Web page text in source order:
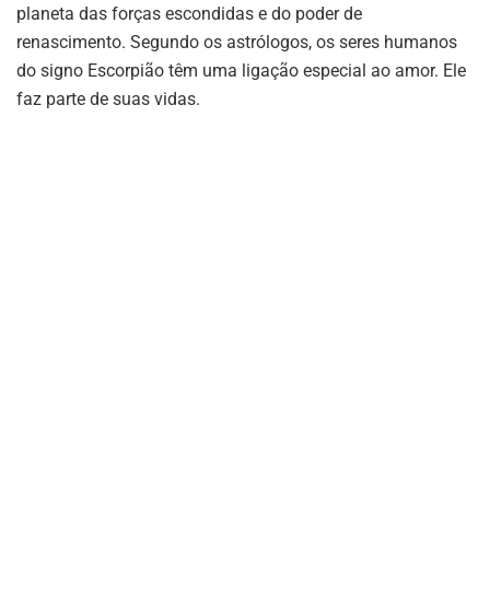
planeta das forças escondidas e do poder de
renascimento. Segundo os astrólogos, os seres humanos
do signo Escorpião têm uma ligação especial ao amor. Ele
faz parte de suas vidas.